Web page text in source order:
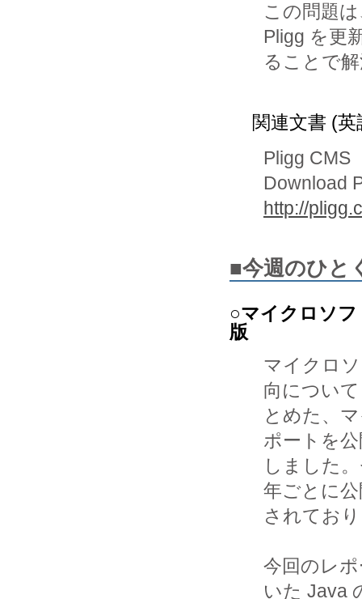
この問題
Pligg を更
ることで
関連文書 (英
Pligg CMS
Download
http://
■今週のひと
○マイクロソ
版
マイクロ
向につい
とめた、
ポートを
しました
年ごとに
されてお
今回のレ
いた Java